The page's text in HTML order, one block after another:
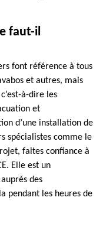
faut-il
font référence à tous
et autres, mais
à-dire les
et
d’une installation de
spécialistes comme le
faites confiance à
Elle est un
des
pendant les heures de